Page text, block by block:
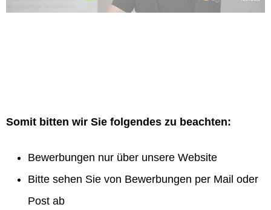
Somit bitten wir Sie folgendes zu beachten:
Bewerbungen nur über unsere Website
Bitte sehen Sie von Bewerbungen per Mail oder
Post ab